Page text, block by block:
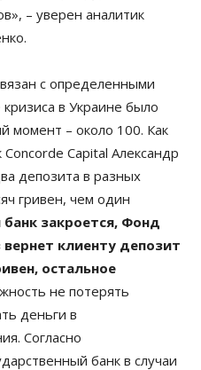
– уверен аналитик
с определенными
в Украине было
момент – около 100. Как
Capital Александр
депозита в разных
гривен, чем один
банк закроется, Фонд
клиенту депозит
остальное
не потерять
деньги в
Согласно
банк в случаи